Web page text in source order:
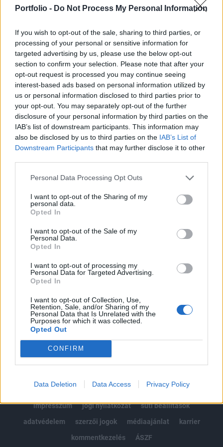
Portfolio - Do Not Process My Personal Information
If you wish to opt-out of the sale, sharing to third parties, or
processing of your personal or sensitive information for
targeted advertising by us, please use the below opt-out
section to confirm your selection. Please note that after your
opt-out request is processed you may continue seeing
interest-based ads based on personal information utilized by
us or personal information disclosed to third parties prior to
your opt-out. You may separately opt-out of the further
disclosure of your personal information by third parties on the
IAB’s list of downstream participants. This information may
also be disclosed by us to third parties on the IAB’s List of
Downstream Participants that may further disclose it to other
Personal Data Processing Opt Outs
I want to opt-out of the Sharing of my
personal data.
Opted In
I want to opt-out of the Sale of my
Personal Data.
Opted In
I want to opt-out of processing my
Personal Data for Targeted Advertising.
Opted In
I want to opt-out of Collection, Use,
Retention, Sale, and/or Sharing of my
Personal Data that Is Unrelated with the
Purposes for which it was collected.
Opted Out
CONFIRM
Data Deletion Data Access Privacy Policy
vasárnap közösségi oldalán.
Szijjártó Péter bejegyzésében azt írta: hamarosan új
főigazgatót választ a WTO, az új világgazdasági,
világkereskedelmi rendszer felépítése szempontjából
meghatározó intézmény vezetésére még öten vannak
versenyben, október elején pedig ketten maradnak a döntő
körre. Közölte: péntek este Boris Johnson brit
miniszterelnökkel egyeztettek telefonon a következő
lépésekről....
KEDVES OLVASÓNK!
tartozik, melynek olvasása előfizetéses
regisztrációhoz kötött.
Az előfizetés a következőket tartalmazza:
Kötéslisták: BÉT elmúlt 2 év napon belüli
kötéslistái
Előfizetés
MÁR ELŐFIZETŐNK VAGY?BEJELENTKEZÉS
impresszum
jogi nyilatkozat
süti beállítások
adatvédelem
szerzői jogok médiaajánlat
karrier
kommentkezelés
ÁSZF